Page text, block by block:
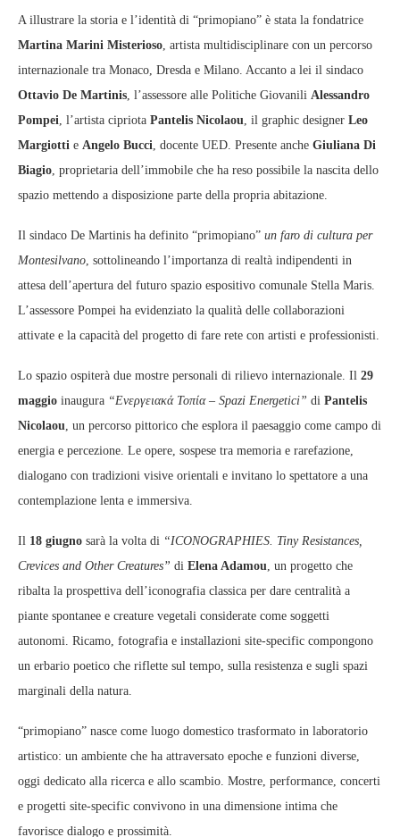
A illustrare la storia e l’identità di “primopiano” è stata la fondatrice
Martina Marini Misterioso , artista multidisciplinare con un percorso
internazionale tra Monaco, Dresda e Milano. Accanto a lei il sindaco
Ottavio De Martinis , l’assessore alle Politiche Giovanili Alessandro
Pompei , l’artista cipriota Pantelis Nicolaou , il graphic designer Leo
Margiotti e Angelo Bucci , docente UED. Presente anche Giuliana Di
Biagio , proprietaria dell’immobile che ha reso possibile la nascita dello
spazio mettendo a disposizione parte della propria abitazione.
Il sindaco De Martinis ha definito “primopiano” un faro di cultura per
Montesilvano , sottolineando l’importanza di realtà indipendenti in
attesa dell’apertura del futuro spazio espositivo comunale Stella Maris.
L’assessore Pompei ha evidenziato la qualità delle collaborazioni
attivate e la capacità del progetto di fare rete con artisti e professionisti.
Lo spazio ospiterà due mostre personali di rilievo internazionale. Il 29
maggio inaugura “Ενεργειακά Τοπία – Spazi Energetici” di Pantelis
Nicolaou , un percorso pittorico che esplora il paesaggio come campo di
energia e percezione. Le opere, sospese tra memoria e rarefazione,
dialogano con tradizioni visive orientali e invitano lo spettatore a una
contemplazione lenta e immersiva.
Il 18 giugno sarà la volta di “ICONOGRAPHIES. Tiny Resistances,
Crevices and Other Creatures” di Elena Adamou , un progetto che
ribalta la prospettiva dell’iconografia classica per dare centralità a
piante spontanee e creature vegetali considerate come soggetti
autonomi. Ricamo, fotografia e installazioni site‑specific compongono
un erbario poetico che riflette sul tempo, sulla resistenza e sugli spazi
marginali della natura.
“primopiano” nasce come luogo domestico trasformato in laboratorio
artistico: un ambiente che ha attraversato epoche e funzioni diverse,
oggi dedicato alla ricerca e allo scambio. Mostre, performance, concerti
e progetti site‑specific convivono in una dimensione intima che
favorisce dialogo e prossimità.